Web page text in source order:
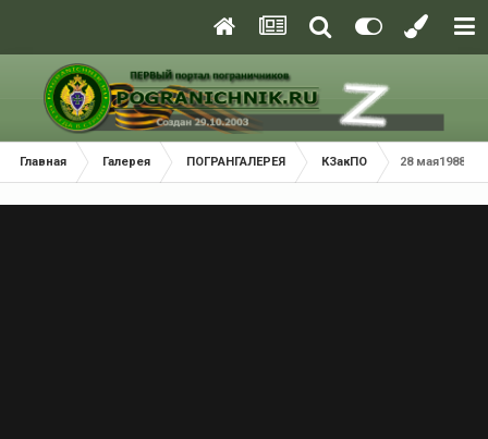
Главная Галерея ПОГРАНГАЛЕРЕЯ КЗакПО 28 мая1988г.-